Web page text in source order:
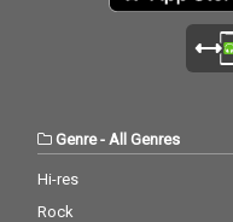
Genre- All Genres
Hi-res
Rock